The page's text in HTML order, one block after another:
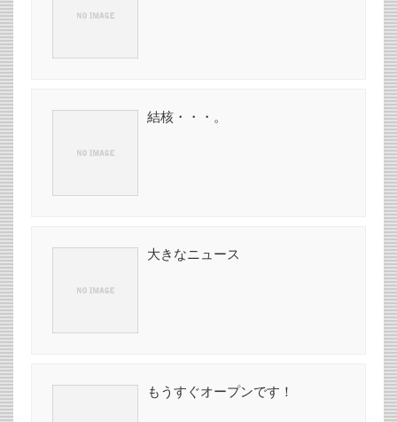
結核・・・。
大きなニュース
もうすぐオープンです！